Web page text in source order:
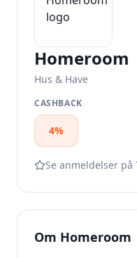
Homeroom
Hus & Have
CASHBACK
4%
Se anmeldelser
Om Homeroom